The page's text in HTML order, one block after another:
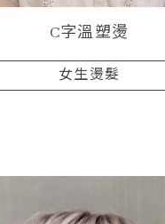
C字溫塑燙
女生燙髮